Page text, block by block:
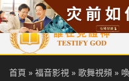
首頁 每日靈糧 天國福音
首頁 » 福音影視 » 歌舞視頻 »